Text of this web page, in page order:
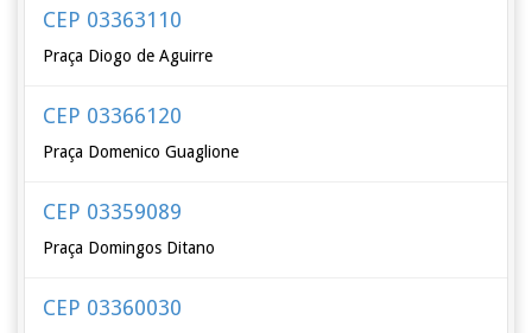
CEP 03363110
Praça Diogo de Aguirre
CEP 03366120
Praça Domenico Guaglione
CEP 03359089
Praça Domingos Ditano
CEP 03360030